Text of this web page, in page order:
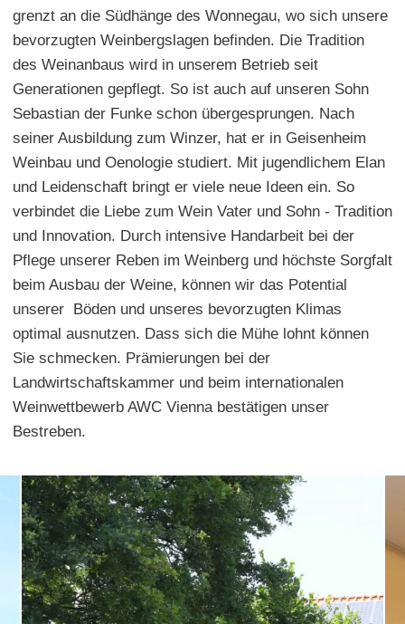
grenzt an die Südhänge des Wonnegau, wo sich unsere
bevorzugten Weinbergslagen befinden. Die Tradition
des Weinanbaus wird in unserem Betrieb seit
Generationen gepflegt. So ist auch auf unseren Sohn
Sebastian der Funke schon übergesprungen. Nach
seiner Ausbildung zum Winzer, hat er in Geisenheim
Weinbau und Oenologie studiert. Mit jugendlichem Elan
und Leidenschaft bringt er viele neue Ideen ein. So
verbindet die Liebe zum Wein Vater und Sohn - Tradition
und Innovation. Durch intensive Handarbeit bei der
Pflege unserer Reben im Weinberg und höchste Sorgfalt
beim Ausbau der Weine, können wir das Potential
unserer Böden und unseres bevorzugten Klimas
optimal ausnutzen. Dass sich die Mühe lohnt können
Sie schmecken. Prämierungen bei der
Landwirtschaftskammer und beim internationalen
Weinwettbewerb AWC Vienna bestätigen unser
Bestreben.